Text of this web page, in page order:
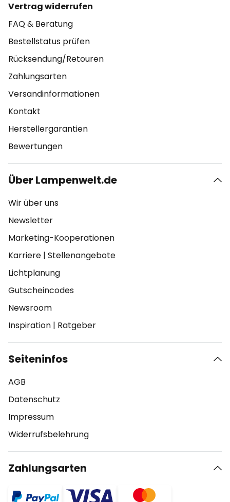
Vertrag widerrufen
FAQ & Beratung
Bestellstatus prüfen
Rücksendung/Retouren
Zahlungsarten
Versandinformationen
Kontakt
Herstellergarantien
Bewertungen
Über Lampenwelt.de
Wir über uns
Newsletter
Marketing-Kooperationen
Karriere | Stellenangebote
Lichtplanung
Gutscheincodes
Newsroom
Inspiration | Ratgeber
Seiteninfos
AGB
Datenschutz
Impressum
Widerrufsbelehrung
Zahlungsarten